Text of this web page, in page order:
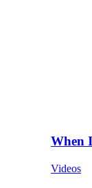
When
Videos